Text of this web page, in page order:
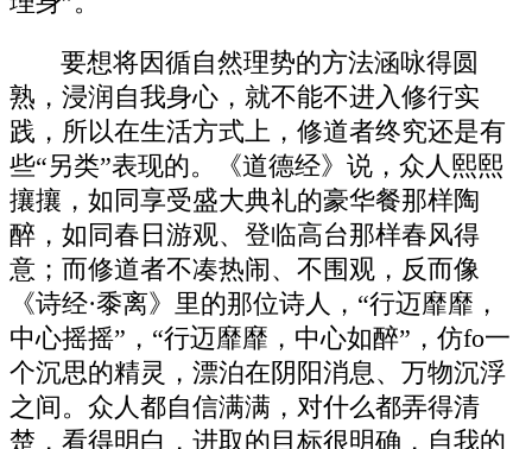
要想将因循自然理势的方法涵咏得圆
熟，浸润自我身心，就不能不进入修行实
践，所以在生活方式上，修道者终究还是有
些“另类”表现的。《道德经》说，众人熙熙
攘攘，如同享受盛大典礼的豪华餐那样陶
醉，如同春日游观、登临高台那样春风得
意；而修道者不凑热闹、不围观，反而像
《诗经·黍离》里的那位诗人，“行迈靡靡，
中心摇摇”，“行迈靡靡，中心如醉”，仿fo一
个沉思的精灵，漂泊在阴阳消息、万物沉浮
之间。众人都自信满满，对什么都弄得清
楚，看得明白，进取的目标很明确，自我的